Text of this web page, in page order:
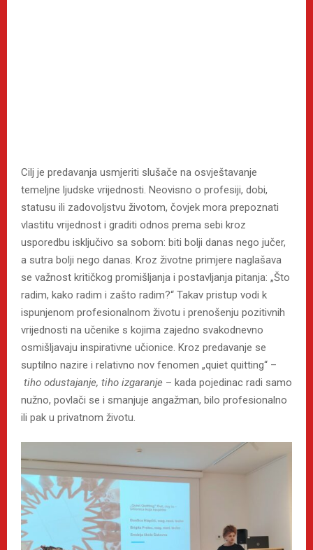
Cilj je predavanja usmjeriti slušače na osvještavanje
temeljne ljudske vrijednosti. Neovisno o profesiji, dobi,
statusu ili zadovoljstvu životom, čovjek mora prepoznati
vlastitu vrijednost i graditi odnos prema sebi kroz
usporedbu isključivo sa sobom: biti bolji danas nego jučer,
a sutra bolji nego danas. Kroz životne primjere naglašava
se važnost kritičkog promišljanja i postavljanja pitanja: „Što
radim, kako radim i zašto radim?“ Takav pristup vodi k
ispunjenom profesionalnom životu i prenošenju pozitivnih
vrijednosti na učenike s kojima zajedno svakodnevno
osmišljavaju inspirativne učionice. Kroz predavanje se
suptilno nazire i relativno nov fenomen „quiet quitting“ –
tiho odustajanje, tiho izgaranje – kada pojedinac radi samo
nužno, povlači se i smanjuje angažman, bilo profesionalno
ili pak u privatnom životu.